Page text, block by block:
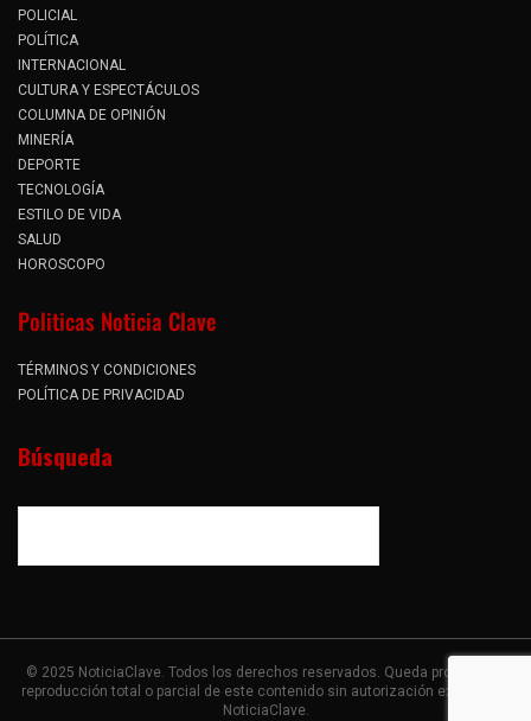
POLICIAL
POLÍTICA
INTERNACIONAL
CULTURA Y ESPECTÁCULOS
COLUMNA DE OPINIÓN
MINERÍA
DEPORTE
TECNOLOGÍA
ESTILO DE VIDA
SALUD
HOROSCOPO
Politicas Noticia Clave
TÉRMINOS Y CONDICIONES
POLÍTICA DE PRIVACIDAD
Búsqueda
© 2025 NoticiaClave. Todos los derechos reservados. Queda prohibida la
reproducción total o parcial de este contenido sin autorización expresa de
NoticiaClave.